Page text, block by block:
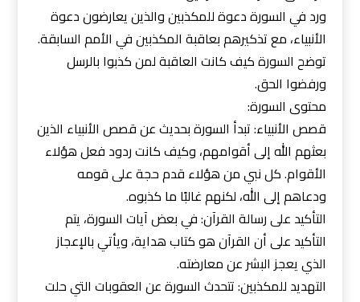
ورد في السورة دعوة للمكذبين والذين يعارضون دعوة
الأنبياء، مع تذكيرهم بعاقبة المكذبين في الأمم السابقة.
توضح السورة كيف كانت العاقبة لمن كذبوا بالرسل
ورفضوا الحق.
محتوى السورة:
قصص الأنبياء: تبدأ السورة بحديث عن قصص الأنبياء الذين
بعثهم الله إلى أقوامهم، وكيف كانت ردود فعل هؤلاء
الأقوام. كل نبي من هؤلاء قدم حجة على قومه
ودعاهم إلى الله، لكنهم غالبًا ما كذبوه.
التأكيد على رسالة القرآن: في بعض آيات السورة، يتم
التأكيد على أن القرآن هو كتاب هداية، ويأتي بالإعجاز
الذي يعجز البشر عن معارضته.
التهديد للمكذبين: تتحدث السورة عن العقوبات التي حلت